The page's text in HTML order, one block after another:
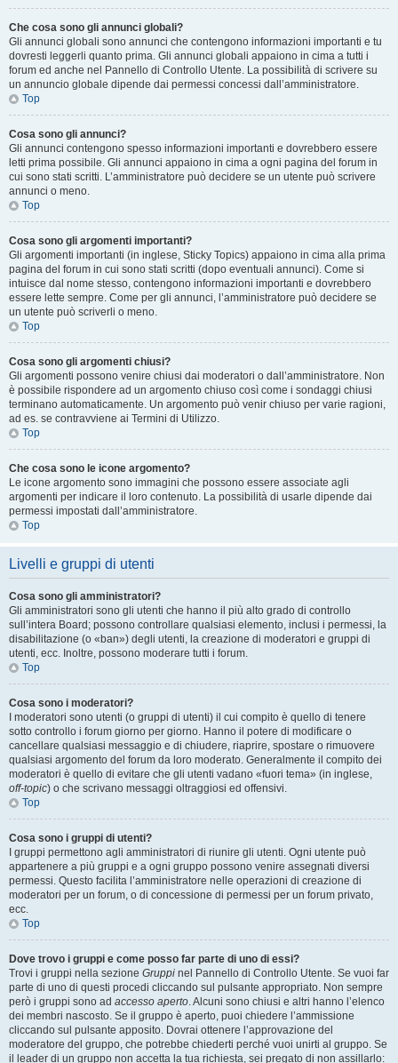
Che cosa sono gli annunci globali?
Gli annunci globali sono annunci che contengono informazioni importanti e tu
dovresti leggerli quanto prima. Gli annunci globali appaiono in cima a tutti i
forum ed anche nel Pannello di Controllo Utente. La possibilità di scrivere su
un annuncio globale dipende dai permessi concessi dall’amministratore.
Top
Cosa sono gli annunci?
Gli annunci contengono spesso informazioni importanti e dovrebbero essere
letti prima possibile. Gli annunci appaiono in cima a ogni pagina del forum in
cui sono stati scritti. L’amministratore può decidere se un utente può scrivere
annunci o meno.
Top
Cosa sono gli argomenti importanti?
Gli argomenti importanti (in inglese, Sticky Topics) appaiono in cima alla prima
pagina del forum in cui sono stati scritti (dopo eventuali annunci). Come si
intuisce dal nome stesso, contengono informazioni importanti e dovrebbero
essere lette sempre. Come per gli annunci, l’amministratore può decidere se
un utente può scriverli o meno.
Top
Cosa sono gli argomenti chiusi?
Gli argomenti possono venire chiusi dai moderatori o dall’amministratore. Non
è possibile rispondere ad un argomento chiuso così come i sondaggi chiusi
terminano automaticamente. Un argomento può venir chiuso per varie ragioni,
ad es. se contravviene ai Termini di Utilizzo.
Top
Che cosa sono le icone argomento?
Le icone argomento sono immagini che possono essere associate agli
argomenti per indicare il loro contenuto. La possibilità di usarle dipende dai
permessi impostati dall’amministratore.
Top
Livelli e gruppi di utenti
Cosa sono gli amministratori?
Gli amministratori sono gli utenti che hanno il più alto grado di controllo
sull’intera Board; possono controllare qualsiasi elemento, inclusi i permessi, la
disabilitazione (o «ban») degli utenti, la creazione di moderatori e gruppi di
utenti, ecc. Inoltre, possono moderare tutti i forum.
Top
Cosa sono i moderatori?
I moderatori sono utenti (o gruppi di utenti) il cui compito è quello di tenere
sotto controllo i forum giorno per giorno. Hanno il potere di modificare o
cancellare qualsiasi messaggio e di chiudere, riaprire, spostare o rimuovere
qualsiasi argomento del forum da loro moderato. Generalmente il compito dei
moderatori è quello di evitare che gli utenti vadano «fuori tema» (in inglese,
off-topic) o che scrivano messaggi oltraggiosi ed offensivi.
Top
Cosa sono i gruppi di utenti?
I gruppi permettono agli amministratori di riunire gli utenti. Ogni utente può
appartenere a più gruppi e a ogni gruppo possono venire assegnati diversi
permessi. Questo facilita l’amministratore nelle operazioni di creazione di
moderatori per un forum, o di concessione di permessi per un forum privato,
ecc.
Top
Dove trovo i gruppi e come posso far parte di uno di essi?
Trovi i gruppi nella sezione Gruppi nel Pannello di Controllo Utente. Se vuoi far
parte di uno di questi procedi cliccando sul pulsante appropriato. Non sempre
però i gruppi sono ad accesso aperto. Alcuni sono chiusi e altri hanno l’elenco
dei membri nascosto. Se il gruppo è aperto, puoi chiedere l’ammissione
cliccando sul pulsante apposito. Dovrai ottenere l’approvazione del
moderatore del gruppo, che potrebbe chiederti perché vuoi unirti al gruppo. Se
il leader di un gruppo non accetta la tua richiesta, sei pregato di non assillarlo: